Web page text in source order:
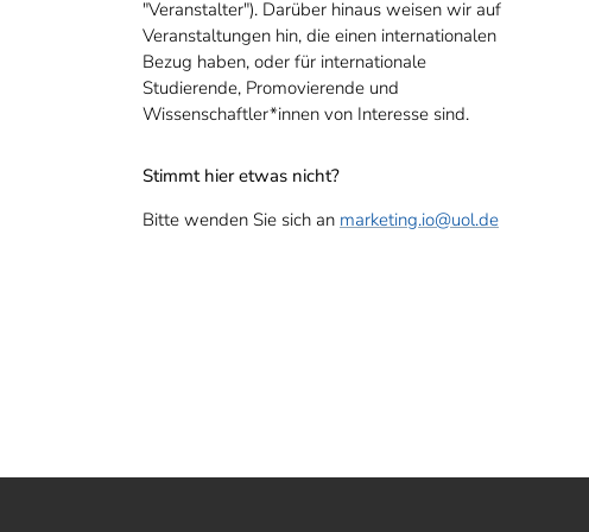
"Veranstalter"). Darüber hinaus weisen wir auf
Veranstaltungen hin, die einen internationalen
Bezug haben, oder für internationale
Studierende, Promovierende und
Wissenschaftler*innen von Interesse sind.
Stimmt hier etwas nicht?
Bitte wenden Sie sich an marketing.io@uol.de